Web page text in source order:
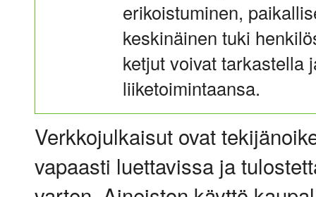
erikoistuminen,
keskinäinen tuki
ketjut voivat tarkastella
liiketoimintaansa.
Verkkojulkaisut ovat
vapaasti luettavissa ja